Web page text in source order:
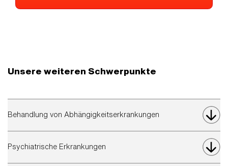
Unsere weiteren Schwerpunkte
Behandlung von Abhängigkeitserkrankungen
Psychiatrische Erkrankungen